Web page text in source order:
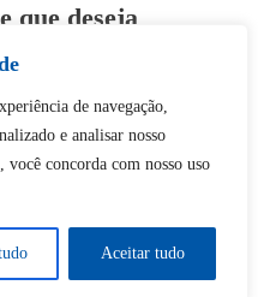
de navegação,
e analisar nosso
concorda com nosso uso
Aceitar tudo
que deseja
publicação?
: 0